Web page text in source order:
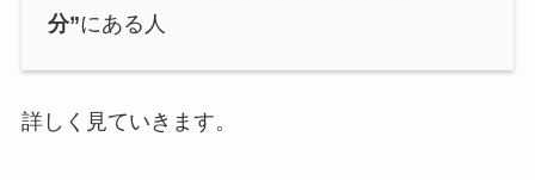
分”にある人
詳しく見ていきます。